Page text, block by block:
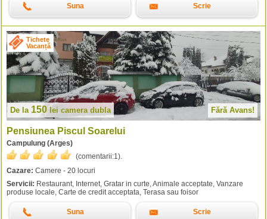
Suna Scrie
Tichete
Vacanță
De la 150 lei camera dubla Fără Avans!
Pensiunea Piscul Soarelui
Campulung (Arges)
(comentarii:1 ).
Cazare: Camere - 20 locuri
Servicii: Restaurant, Internet, Gratar in curte, Animale acceptate, Vanzare
produse locale, Carte de credit acceptata, Terasa sau foisor
Suna Scrie